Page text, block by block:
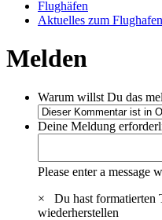
Flughäfen
Aktuelles zum
Melden
Warum willst Du das
Deine Meldung
Please enter a message
×
Du hast formatierten
wiederherstellen